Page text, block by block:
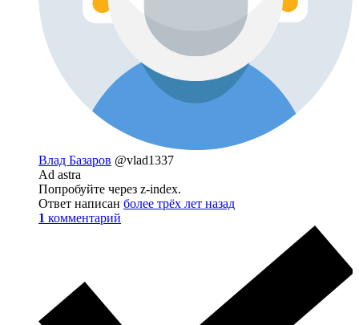
Влад Базаров @vlad1337
Ad astra
Попробуйте через z-index.
Ответ написан более трёх лет назад
1 комментарий